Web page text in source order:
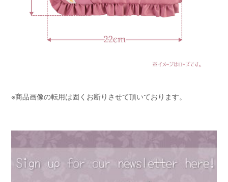
※商品画像の転用は固くお断りさせて頂いております。